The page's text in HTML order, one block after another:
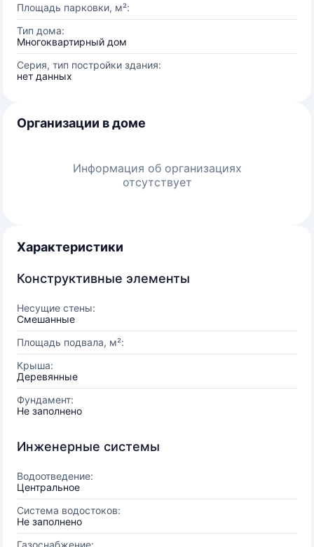
Площадь парковки, м²:
Тип дома:
Многоквартирный дом
Серия, тип постройки здания:
нет данных
Организации в доме
Информация об организациях
отсутствует
Характеристики
Конструктивные элементы
Несущие стены:
Смешанные
Площадь подвала, м²:
Крыша:
Деревянные
Фундамент:
Не заполнено
Инженерные системы
Водоотведение:
Центральное
Система водостоков:
Не заполнено
Газоснабжение: